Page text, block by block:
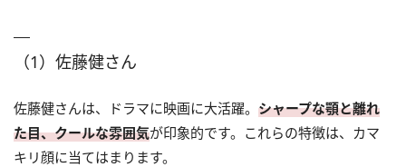
（1）佐藤健さん
佐藤健さんは、ドラマに映画に大活躍。 シャープな顎と離れ
た目、クールな雰囲気が印象的です。これらの特徴は、カマ
キリ顔に当てはまります。